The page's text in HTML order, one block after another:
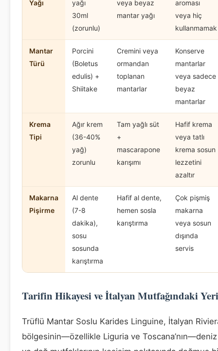
Yağı
yağı
30ml
(zorunlu)
veya beyaz
mantar yağı
aroması
veya hiç
kullanmamak
Mantar
Türü
Porcini
(Boletus
edulis) +
Shiitake
Cremini veya
ormandan
toplanan
mantarlar
Konserve
mantarlar
veya sadece
beyaz
mantarlar
Krema
Tipi
Ağır krem
(36-40%
yağ)
zorunlu
Tam yağlı süt
+
mascarapone
karışımı
Hafif krema
veya tatlı
krema sosun
lezzetini
azaltır
Makarna
Pişirme
Al dente
(7-8
dakika),
sosu
sosunda
karıştırma
Hafif al dente,
hemen sosla
karıştırma
Çok pişmiş
makarna
veya sosun
dışında
servis
Tarifin Hikayesi ve İtalyan Mutfağındaki Yeri
Trüflü Mantar Soslu Karides Linguine, İtalyan
bölgesinin—özellikle Liguria ve Toscana’nın—deniz